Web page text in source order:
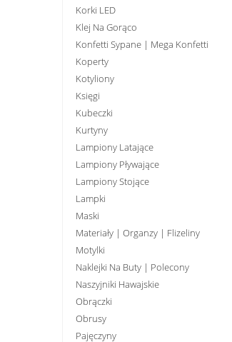
Korki LED
Klej Na Gorąco
Konfetti Sypane | Mega Konfetti
Koperty
Kotyliony
Księgi
Kubeczki
Kurtyny
Lampiony Latające
Lampiony Pływające
Lampiony Stojące
Lampki
Maski
Materiały | Organzy | Flizeliny
Motylki
Naklejki Na Buty | Polecony
Naszyjniki Hawajskie
Obrączki
Obrusy
Pajęczyny